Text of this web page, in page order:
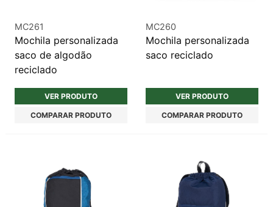
MC261
Mochila personalizada
saco de algodão
reciclado
VER PRODUTO
COMPARAR PRODUTO
MC260
Mochila personalizada
saco reciclado
VER PRODUTO
COMPARAR PRODUTO